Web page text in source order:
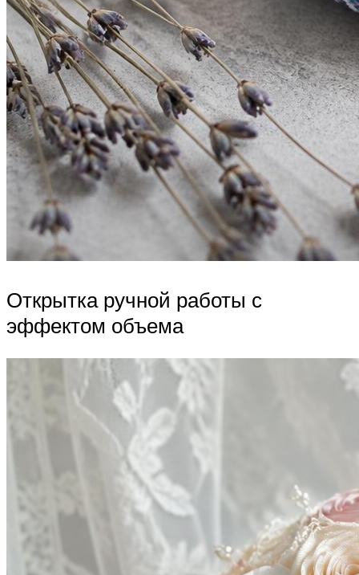
Открытка ручной работы с
эффектом объема